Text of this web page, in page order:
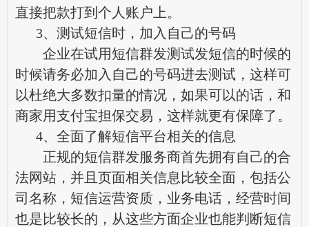
直接把款打到个人账户上。
3、测试短信时，加入自己的号码
企业在试用短信群发测试发短信的时候的
时候请务必加入自己的号码进去测试，这样可
以杜绝大多数扣量的情况，如果可以的话，和
商家用支付宝担保交易，这样就更有保障了。
4、全面了解短信平台相关的信息
正规的短信群发服务商首先拥有自己的合
法网站，并且页面相关信息比较全面，包括公
司名称，短信运营资质，业务电话，经营时间
也是比较长的，从这些方面企业也能判断短信